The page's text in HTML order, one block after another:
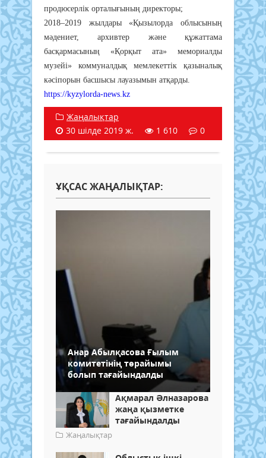
продюсерлік орталығының директоры;
2018–2019 жылдары «Қызылорда облысының
мәдениет, архивтер және құжаттама
басқармасының «Қорқыт ата» мемориалды
музейі» коммуналдық мемлекеттік қазыналық
кәсіпорын басшысы лауазымын атқарды.
https://kyzylorda-news.kz
Жаңалықтар
30 шілде 2019 ж.
1 610 0
ҰҚСАС ЖАҢАЛЫҚТАР:
Анар Абылқасова Ғылым
комитетінің төрайымы
болып тағайындалды
Ақмарал Әлназарова
жаңа қызметке
тағайындалды
Жаңалықтар